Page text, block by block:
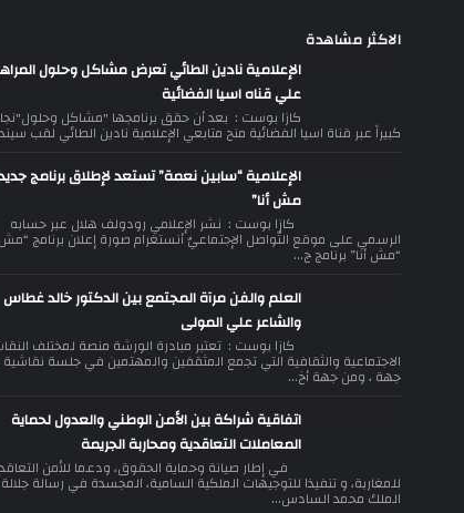
الاكثر مشاهدة
الإعلامية نادين الطائي تعرض مشاكل وحلول
علي قناه اسيا الفضائية
كازا بوست : بعد أن حقق برنامجها "مشاكل
كبيراً عبر قناة اسيا الفضائية منح متابعي الإعلامية نادين الطائي لقب
الإعلامية “سابين نعمة” تستعد لإطلاق برنامج
مش أنا”
كازا بوست : نشر الإعلامي رودولف هلال عبر حسابه
الرسمي على موقع التّواصل الإجتماعيّ أنستغرام صورة إعلان برنامج “مش
“مش أنا” برنامج ج...
العلم والفن مرآة المجتمع بين الدكتور خالد غطاس
والشاعر علي المولى
كازا بوست : تعتبر مبادرة الورشة منصة لمختلف
الاجتماعية والثقافية التي تجمع المثقفين والمهتمين في جلسة
جهة ، ومن جهة أخ...
اتفاقية شراكة بين الأمن الوطني والعدول لحماية
المعاملات التعاقدية ومحاربة الجريمة
في إطار صيانة وحماية الحقوق، ودعما للأمن
للمغاربة، و تنفيذا للتوجيهات الملكية السامية، المجسدة في رسالة جلالة
الملك محمد السادس...